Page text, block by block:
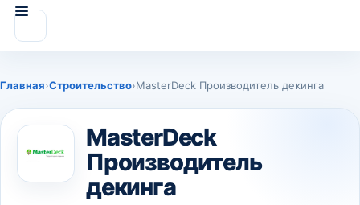
Главная›Строительство›MasterDeck Производитель декинга
MasterDeck
Производитель
декинга